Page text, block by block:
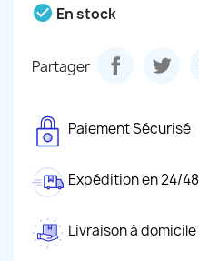
check_circle En stock
Partager
Paiement Sécurisé
Expédition en 24/
Livraison à